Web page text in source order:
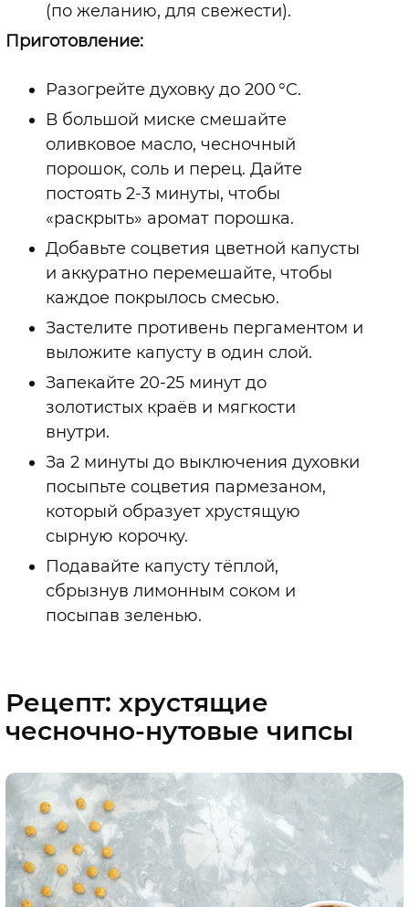
(по желанию, для свежести).
Приготовление:
Разогрейте духовку до 200 °C.
В большой миске смешайте
оливковое масло, чесночный
порошок, соль и перец. Дайте
постоять 2-3 минуты, чтобы
«раскрыть» аромат порошка.
Добавьте соцветия цветной капусты
и аккуратно перемешайте, чтобы
каждое покрылось смесью.
Застелите противень пергаментом и
выложите капусту в один слой.
Запекайте 20-25 минут до
золотистых краёв и мягкости
внутри.
За 2 минуты до выключения духовки
посыпьте соцветия пармезаном,
который образует хрустящую
сырную корочку.
Подавайте капусту тёплой,
сбрызнув лимонным соком и
посыпав зеленью.
Рецепт: хрустящие
чесночно-нутовые чипсы